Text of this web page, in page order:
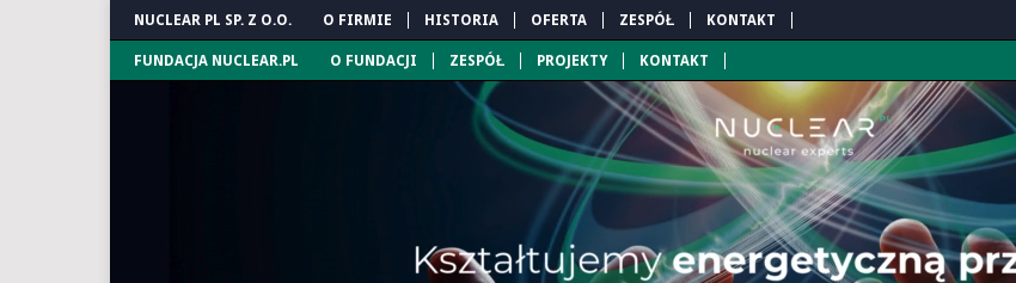
NUCLEAR PL SP. Z O.O. O FIRMIE HISTORIA OFERTA ZESPÓŁ KONTAKT
FUNDACJA NUCLEAR.PL O FUNDACJI ZESPÓŁ PROJEKTY KONTAKT